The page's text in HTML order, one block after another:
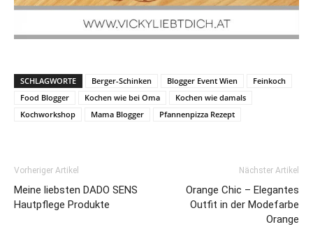
SCHLAGWORTE Berger-Schinken Blogger Event Wien
Feinkoch
Food Blogger
Kochen wie bei Oma
Kochen wie damals
Kochworkshop
Mama Blogger Pfannenpizza Rezept
Vorheriger Artikel
Meine liebsten DADO SENS
Hautpflege Produkte
Nächster Artikel
Orange Chic – Elegantes
Outfit in der Modefarbe
Orange